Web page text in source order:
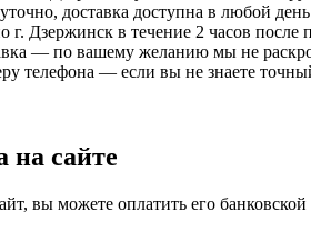
доставка доступна в любой день
г. Дзержинск в течение 2 часов после
— по вашему желанию мы не
телефона — если вы не знаете
на сайте
вы можете оплатить его